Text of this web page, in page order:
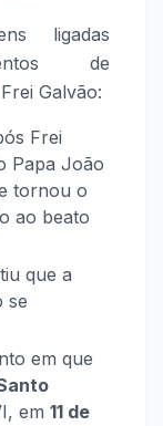
ligadas
de
Galvão:
Frei
Papa João
tornou o
ao beato
que a
se
em que
em 11 de